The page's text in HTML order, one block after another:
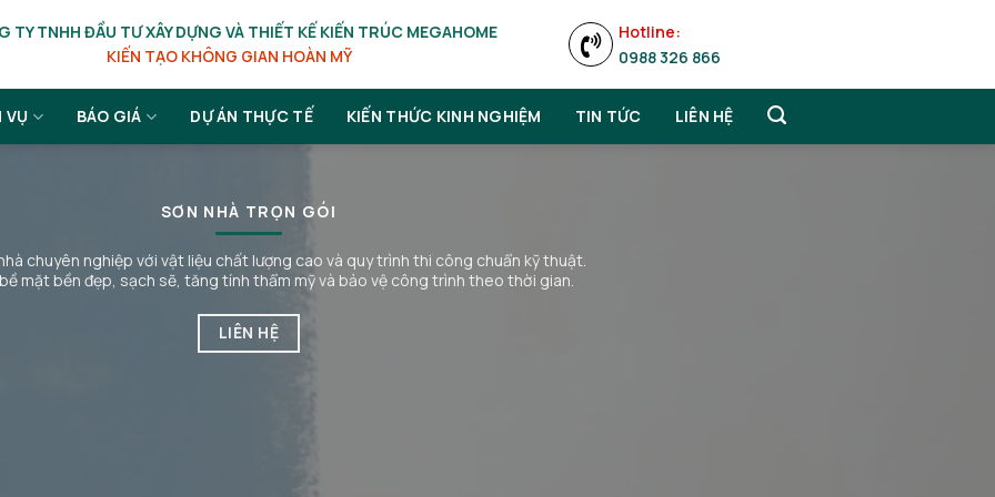
TY TNHH ĐẦU TƯ XÂY DỰNG VÀ THIẾT KẾ KIẾN TRÚC MEGAHOME
KIẾN TẠO KHÔNG GIAN HOÀN MỸ
Hotline:
0988 326 866
VỤ BÁO GIÁ DỰ ÁN THỰC TẾ KIẾN THỨC KINH NGHIỆM TIN TỨC LIÊN HỆ
XÂY NHÀ TRỌN GÓI
mang đến giải pháp xây dựng trọn gói từ thiết kế đến thi công hoàn thiện.
bảo chất lượng công trình và bàn giao đúng tiến độ với quy trình chuyên nghiệp, minh bạch.
LIÊN HỆ